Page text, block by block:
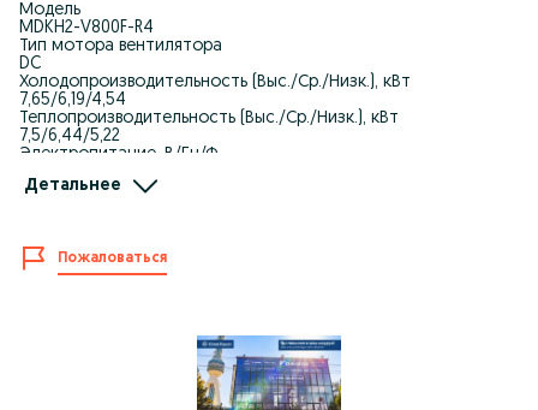
Модель
MDKH2-V800F-R4
Тип мотора вентилятора
DC
Холодопроизводительность (Выс./Ср./Низк.), кВт
7,65/6,19/4,54
Теплопроизводительность (Выс./Ср./Низк.), кВт
7,5/6,44/5,22
Электропитание, В/Гц/Ф
Номинальная потребляемая мощность (охлаждение), Вт
1300/969/661
Расход теплоносителя (охлаждение), м³/ч
1,31/1,06/0,78
Уровень шума (Выс./Ср./Низк. скорость), дБ(А)
Диаметр входной трубы (охлаждение), дюйм
Детальнее
Пожаловаться